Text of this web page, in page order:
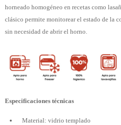
horneado homogéneo en recetas como
clásico permite monitorear el estado de la
sin necesidad de abrir el horno.
Especificaciones técnicas
Material: vidrio templado